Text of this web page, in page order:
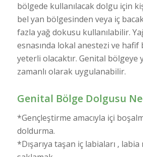
bölgede kullanılacak dolgu için
bel yan bölgesinden veya iç
fazla yağ dokusu kullanılabilir.
esnasında lokal anestezi ve hafif
yeterli olacaktır. Genital bölgeye
zamanlı olarak uygulanabilir.
Genital Bölge Dolgusu
*Gençleştirme amacıyla içi
doldurma.
*Dışarıya taşan iç labiaları , labia